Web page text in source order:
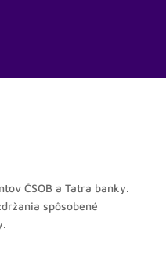
ČSOB a Tatra banky.
spôsobené